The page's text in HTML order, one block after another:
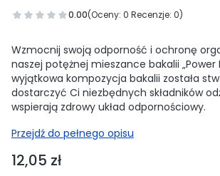
0.00(Oceny: 0 Recenzje: 0)
Wzmocnij swoją odporność i ochronę
naszej potężnej mieszance bakalii „Power
wyjątkowa kompozycja bakalii została
dostarczyć Ci niezbędnych składników
wspierają zdrowy układ odpornościowy.
Przejdź do pełnego opisu
Cena
12,05 zł